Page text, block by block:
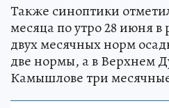
Также синоптики
месяца по утро 28 июня в
двух месячных норм
две нормы, а в Верхнем
Камышлове три